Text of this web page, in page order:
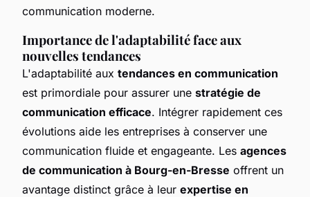
communication moderne.
Importance de l'adaptabilité face aux
nouvelles tendances
L'adaptabilité aux tendances en communication
est primordiale pour assurer une stratégie de
communication efficace. Intégrer rapidement ces
évolutions aide les entreprises à conserver une
communication fluide et engageante. Les agences
de communication à Bourg-en-Bresse offrent un
avantage distinct grâce à leur expertise en